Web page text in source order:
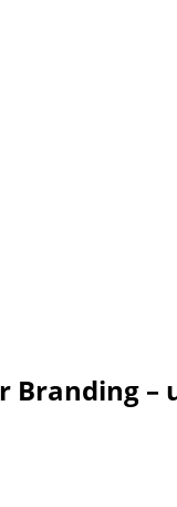
Branding